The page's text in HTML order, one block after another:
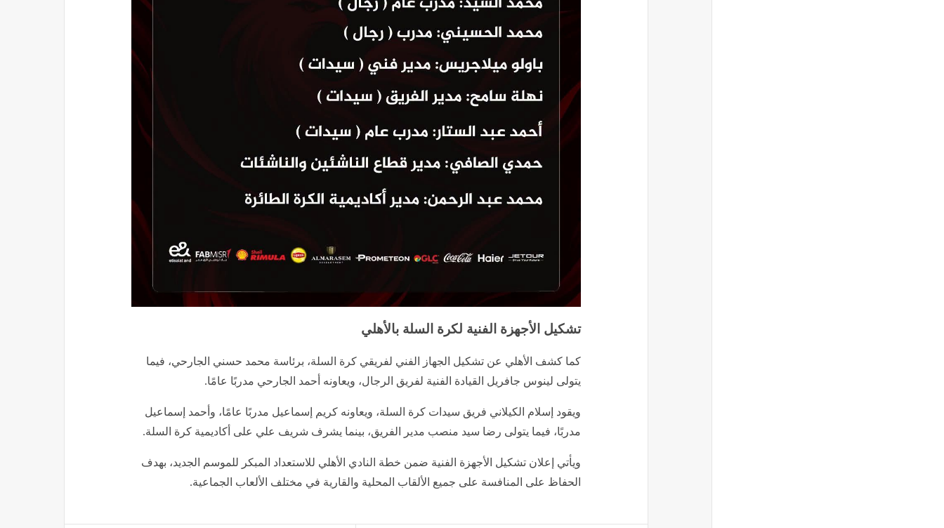
تشكيل الأجهزة الفنية لكرة السلة بالأهلي
كما كشف الأهلي عن تشكيل الجهاز الفني لفريقي كرة السلة، برئاسة محمد حسني الجارحي، فيما
يتولى لينوس جافريل القيادة الفنية لفريق الرجال، ويعاونه أحمد الجارحي مدربًا عامًا.
ويقود إسلام الكيلاني فريق سيدات كرة السلة، ويعاونه كريم إسماعيل مدربًا عامًا، وأحمد إسماعيل
مدربًا، فيما يتولى رضا سيد منصب مدير الفريق، بينما يشرف شريف علي على أكاديمية كرة السلة.
ويأتي إعلان تشكيل الأجهزة الفنية ضمن خطة النادي الأهلي للاستعداد المبكر للموسم الجديد، بهدف
الحفاظ على المنافسة على جميع الألقاب المحلية والقارية في مختلف الألعاب الجماعية.